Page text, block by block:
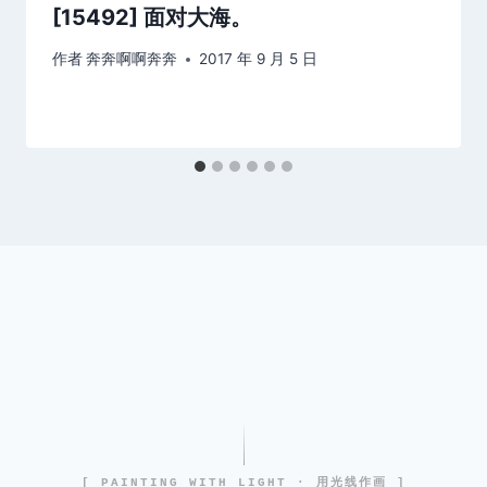
[15492] 面对大海。
作者奔奔啊啊奔奔 2017 年 9 月 5 日
[ PAINTING WITH LIGHT · 用光线作画 ]